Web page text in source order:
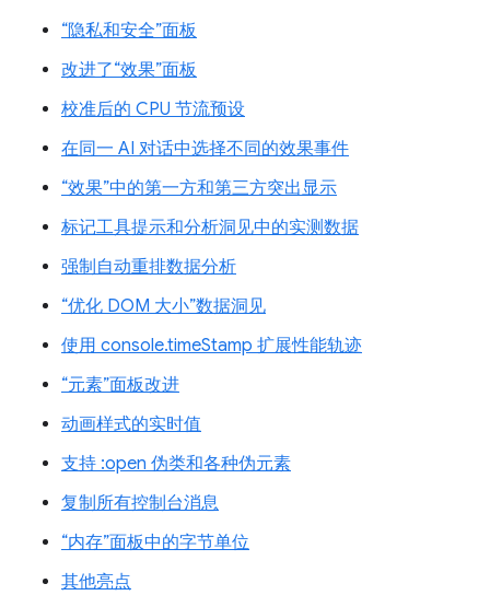
“隐私和安全”面板
改进了“效果”面板
校准后的 CPU 节流预设
在同一 AI 对话中选择不同的效果事件
“效果”中的第一方和第三方突出显示
标记工具提示和分析洞见中的实测数据
强制自动重排数据分析
“优化 DOM 大小”数据洞见
使用 console.timeStamp 扩展性能轨迹
“元素”面板改进
动画样式的实时值
支持 :open 伪类和各种伪元素
复制所有控制台消息
“内存”面板中的字节单位
其他亮点